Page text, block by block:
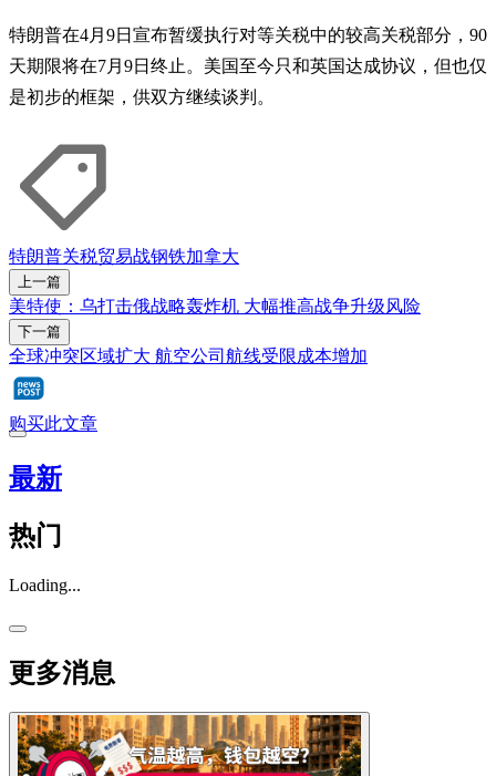
特朗普在4月9日宣布暂缓执行对等关税中的较高关税部分，90
天期限将在7月9日终止。美国至今只和英国达成协议，但也仅
是初步的框架，供双方继续谈判。
特朗普关税贸易战钢铁加拿大
上一篇
美特使：乌打击俄战略轰炸机 大幅推高战争升级风险
下一篇
全球冲突区域扩大 航空公司航线受限成本增加
购买此文章
最新
热门
Loading...
更多消息